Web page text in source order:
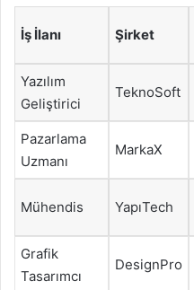
İş İlanı Şirket
Yazılım
Geliştirici
TeknoSoft
Pazarlama
Uzmanı
MarkaX
Mühendis YapıTech
Grafik
Tasarımcı
DesignPro